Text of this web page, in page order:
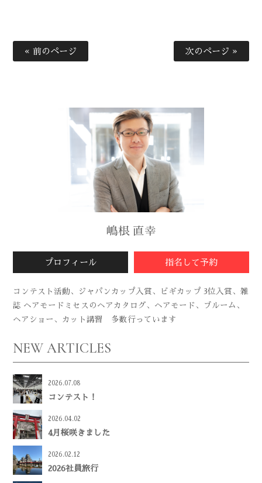
« 前のページ 次のページ »
嶋根 直幸
プロフィール 指名して予約
コンテスト活動、ジャパンカップ入賞、ビギカップ 3位入賞、雑
誌 ヘアモードミセスのヘアカタログ、ヘアモード、ブルーム、
ヘアショー、カット講習 多数行っています
NEW ARTICLES
2026.07.08
コンテスト！
2026.04.02
4月桜咲きました
2026.02.12
2026社員旅行